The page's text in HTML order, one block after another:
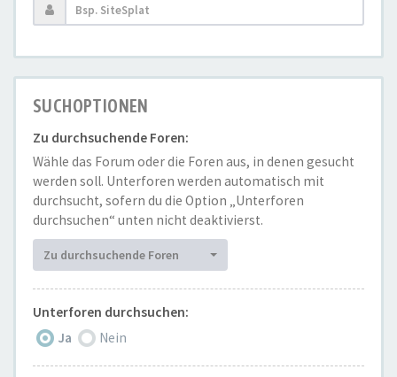
SUCHOPTIONEN
Zu durchsuchende Foren:
Wähle das Forum oder die Foren aus, in denen gesucht
werden soll. Unterforen werden automatisch mit
durchsucht, sofern du die Option „Unterforen
durchsuchen“ unten nicht deaktivierst.
Zu durchsuchende Foren
Unterforen durchsuchen:
Ja
Nein